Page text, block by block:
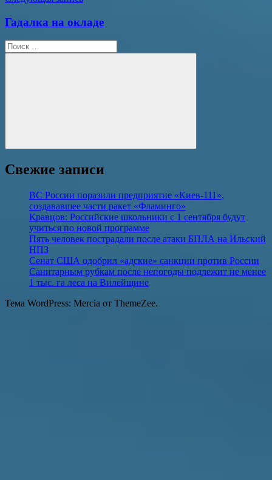
Гадалка на окладе
Поиск
для:
Поиск
Свежие записи
ВС России поразили предприятие «Киев-111»,
создававшее части ракет «Фламинго»
Кравцов: Российские школьники с 1 сентября будут
учиться по новой программе
Пять человек пострадали после атаки БПЛА на Ильский
НПЗ
Сенат США одобрил «адские» санкции против России
Санитарным рубкам после непогоды подлежит не менее
1 тыс. га леса на Вилейщине
Тема WordPress: Mercia от ThemeZee.